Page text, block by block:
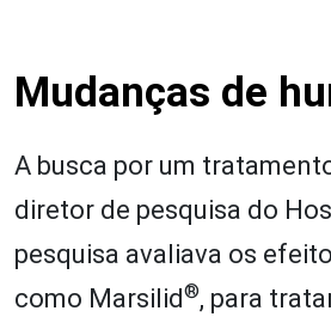
Mudanças de
A busca por um
diretor de pesquisa do
pesquisa avaliava os
como Marsilid®, para